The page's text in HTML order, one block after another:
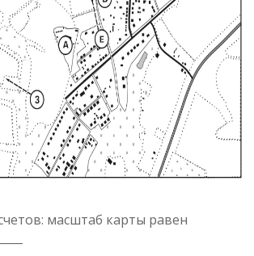
масштаб карты равен